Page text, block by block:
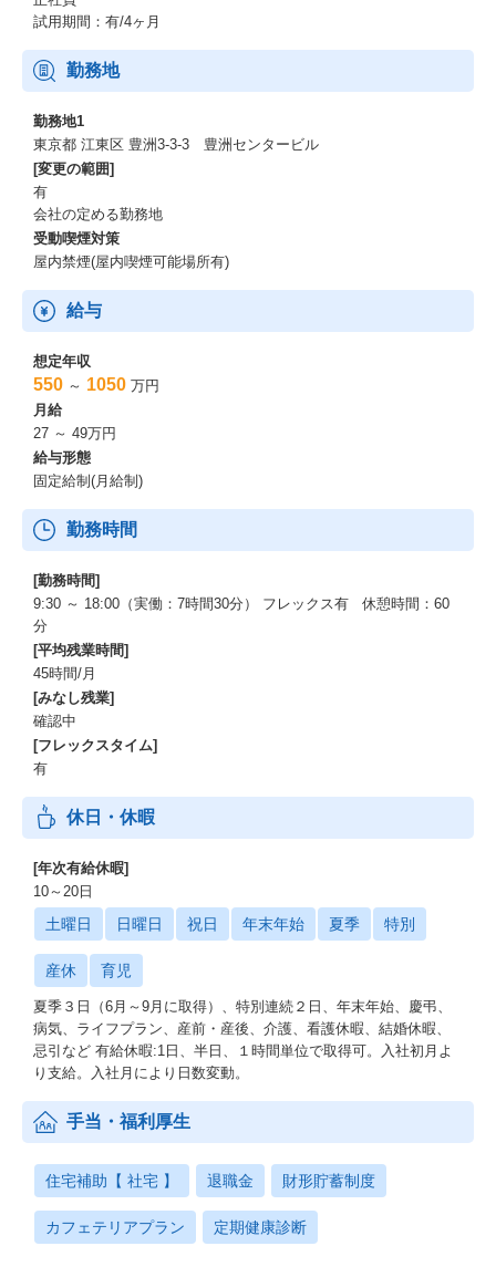
試用期間：有/4ヶ月
勤務地
勤務地1
東京都 江東区 豊洲3-3-3 豊洲センタービル
[変更の範囲]
有
会社の定める勤務地
受動喫煙対策
屋内禁煙(屋内喫煙可能場所有)
給与
想定年収
550 ～ 1050 万円
月給
27 ～ 49万円
給与形態
固定給制(月給制)
勤務時間
[勤務時間]
9:30 ～ 18:00（実働：7時間30分） フレックス有 休憩時間：60
分
[平均残業時間]
45時間/月
[みなし残業]
確認中
[フレックスタイム]
有
休日・休暇
[年次有給休暇]
10～20日
土曜日 日曜日 祝日 年末年始 夏季 特別
産休 育児
夏季３日（6月～9月に取得）、特別連続２日、年末年始、慶弔、
病気、ライフプラン、産前・産後、介護、看護休暇、結婚休暇、
忌引など 有給休暇:1日、半日、１時間単位で取得可。入社初月よ
り支給。入社月により日数変動。
手当・福利厚生
住宅補助【 社宅 】 退職金 財形貯蓄制度
カフェテリアプラン 定期健康診断